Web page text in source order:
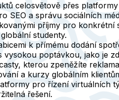
celosvětově přes
SEO a správu sociálních
příjmy pro konkrétní
studenty.
k přímému dodání
vysokou poptávkou, jako je
kterou zpeněžíte
a kurzy globálním
pro řízení virtuálních
řešení.